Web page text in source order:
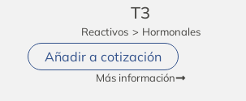
T3
Reactivos > Hormonales
Añadir a cotización
Más información